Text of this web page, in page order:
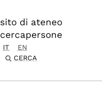
sito di ateneo
cercapersone
IT
EN
CERCA